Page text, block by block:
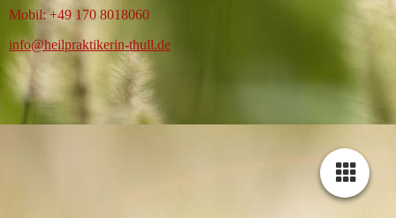
Mobil: +49 170 8018060
info@heilpraktikerin-thull.de